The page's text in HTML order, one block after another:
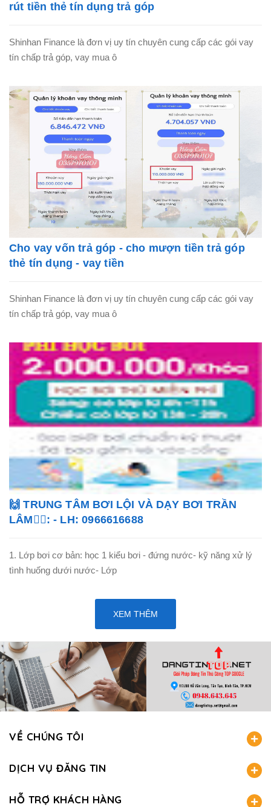
rút tiền thẻ tín dụng trả góp
Shinhan Finance là đơn vị uy tín chuyên cung cấp các gói vay
tín chấp trả góp, vay mua ô
Cho vay vốn trả góp - cho mượn tiền trả góp
thẻ tín dụng - vay tiền
Shinhan Finance là đơn vị uy tín chuyên cung cấp các gói vay
tín chấp trả góp, vay mua ô
🙌 TRUNG TÂM BƠI LỘI VÀ DẠY BƠI TRẦN
LÂM🏊‍♂️: - LH: 0966616688
1. Lớp bơi cơ bản: học 1 kiểu bơi - đứng nước- kỹ năng xử lý
tình huống dưới nước- Lớp
XEM THÊM
VỀ CHÚNG TÔI
DỊCH VỤ ĐĂNG TIN
HỖ TRỢ KHÁCH HÀNG